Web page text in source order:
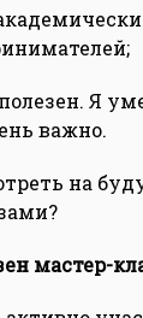
Я
важно.
на
мастер-